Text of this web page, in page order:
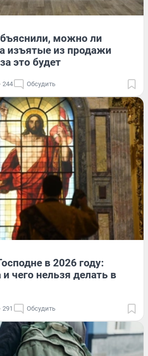
можно ли
изъятые из продажи
это будет
244 Обсудить
в 2026 году:
и чего нельзя делать в
291 Обсудить